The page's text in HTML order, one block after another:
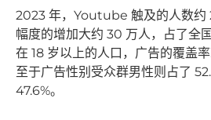
2023 年，Youtube 触及的人数约
幅度的增加大约 30 万人，占了全
在 18 岁以上的人口，广告的覆盖率
至于广告性别受众群男性则占了
47.6%。